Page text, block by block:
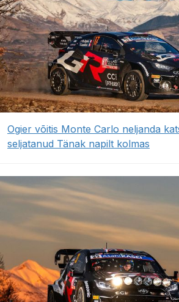
Ogier võitis Monte Carlo neljanda
seljatanud Tänak napilt kolmas